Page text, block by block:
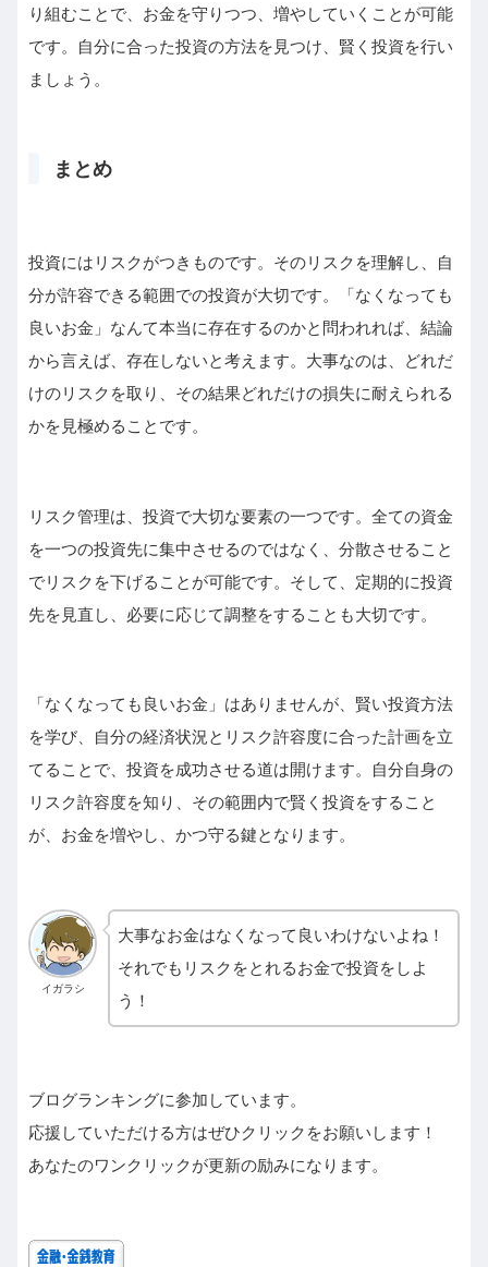
り組むことで、お金を守りつつ、増やしていくことが可能
です。自分に合った投資の方法を見つけ、賢く投資を行い
ましょう。
まとめ
投資にはリスクがつきものです。そのリスクを理解し、自
分が許容できる範囲での投資が大切です。「なくなっても
良いお金」なんて本当に存在するのかと問われれば、結論
から言えば、存在しないと考えます。大事なのは、どれだ
けのリスクを取り、その結果どれだけの損失に耐えられる
かを見極めることです。
リスク管理は、投資で大切な要素の一つです。全ての資金
を一つの投資先に集中させるのではなく、分散させること
でリスクを下げることが可能です。そして、定期的に投資
先を見直し、必要に応じて調整をすることも大切です。
「なくなっても良いお金」はありませんが、賢い投資方法
を学び、自分の経済状況とリスク許容度に合った計画を立
てることで、投資を成功させる道は開けます。自分自身の
リスク許容度を知り、その範囲内で賢く投資をすること
が、お金を増やし、かつ守る鍵となります。
イガラシ
大事なお金はなくなって良いわけないよね！
それでもリスクをとれるお金で投資をしよ
う！
ブログランキングに参加しています。
応援していただける方はぜひクリックをお願いします！
あなたのワンクリックが更新の励みになります。